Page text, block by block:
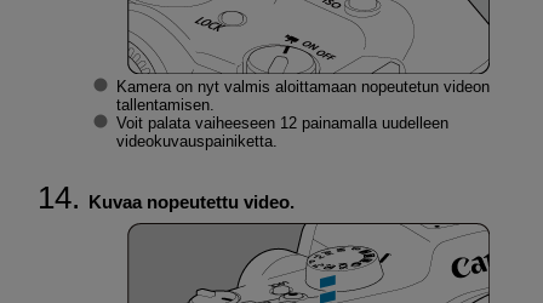
Kamera on nyt valmis aloittamaan nopeutetun videon
tallentamisen.
Voit palata vaiheeseen 12 painamalla uudelleen
videokuvauspainiketta.
Kuvaa nopeutettu video.